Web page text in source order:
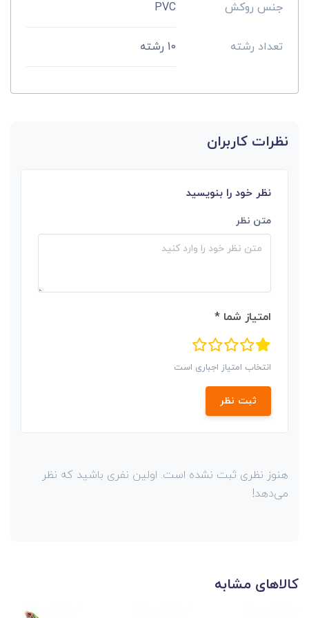
جنس روکش PVC
تعداد رشته 10 رشته
نظرات کاربران
نظر خود را بنویسید
متن نظر
امتیاز شما *
انتخاب امتیاز اجباری است
ثبت نظر
هنوز نظری ثبت نشده است. اولین نفری باشید که نظر
می‌دهد!
کالاهای مشابه